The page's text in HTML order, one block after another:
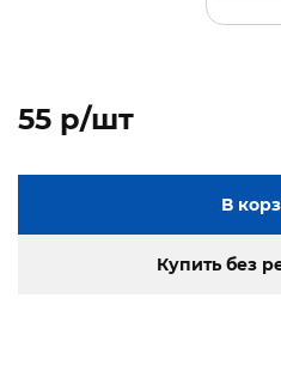
55 p/шт
В
Купить без